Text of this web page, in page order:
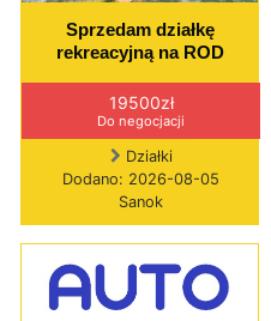
Sprzedam działkę
rekreacyjną na ROD
19500zł
Do negocjacji
Działki
Dodano: 2026-08-05
Sanok